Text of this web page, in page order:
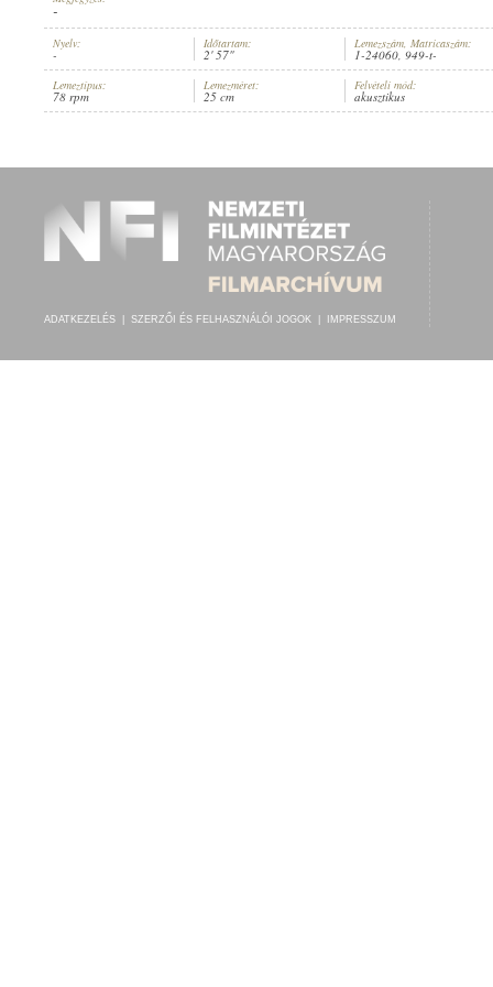
ELŐADÓ: ORIGINAL WIENER KLARINETTEN-QUARTETT "D'STEINBACHER"
-
Nyelv:
-
Időtartam:
2' 57"
Lemezszám, Matricaszám:
1-24060, 949-t-
Lemeztípus:
78 rpm
Lemezméret:
25 cm
Felvételi mód:
akusztikus
ADATKEZELÉS SZERZŐI ÉS FELHASZNÁLÓI JOGOK IMPRESSZUM